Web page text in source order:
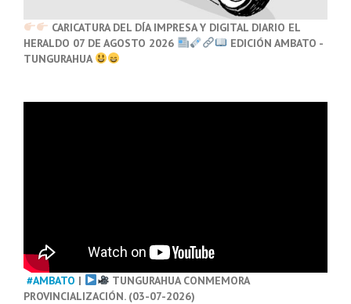
CARICATURA DEL DÍA IMPRESA Y DIGITAL DIARIO EL
HERALDO 07 DE AGOSTO 2026
EDICIÓN AMBATO -
TUNGURAHUA
#AMBATO |
TUNGURAHUA CONMEMORA
PROVINCIALIZACIÓN. (03-07-2026)